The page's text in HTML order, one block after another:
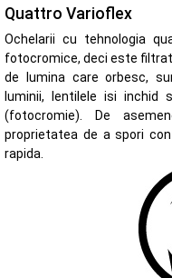
Quattro Varioflex
Ochelarii cu tehnologia
fotocromice, deci este
de lumina care orbesc,
luminii, lentilele isi inchid sau deschid nuanta in mod automat
(fotocromie). De
proprietatea de a spori
rapida.